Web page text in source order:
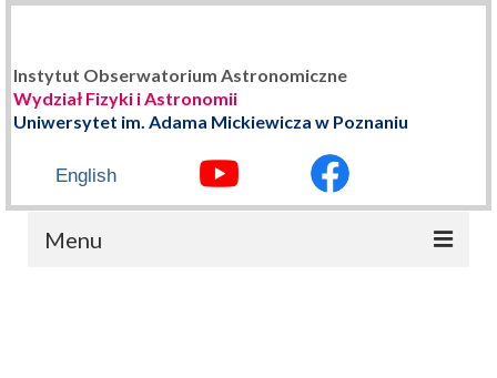
Instytut Obserwatorium Astronomiczne
Wydział Fizyki i Astronomii
Uniwersytet im. Adama Mickiewicza w Poznaniu
English
Menu